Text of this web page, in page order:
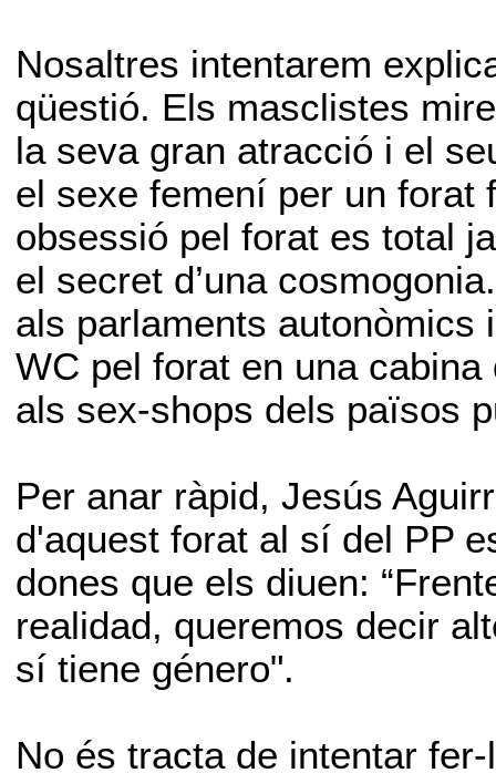
Nosaltres intentarem
qüestió. Els masclistes
la seva gran atracció i el
el sexe femení per un forat
obsessió pel forat es total
el secret d’una
als parlaments autonòmics
WC pel forat en una
als sex-shops dels països
Per anar ràpid, Jesús
d'aquest forat al sí del PP
dones que els diuen:
realidad, queremos decir
sí tiene género".
No és tracta de intentar